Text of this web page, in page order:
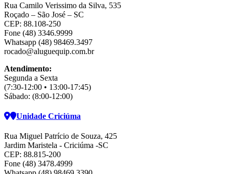
Rua Camilo Verissimo da Silva, 535
Roçado – São José – SC
CEP: 88.108-250
Fone (48) 3346.9999
Whatsapp (48) 98469.3497
rocado@aluguequip.com.br
Atendimento:
Segunda a Sexta
(7:30-12:00 • 13:00-17:45)
Sábado: (8:00-12:00)
Unidade Criciúma
Rua Miguel Patrício de Souza, 425
Jardim Maristela - Criciúma -SC
CEP: 88.815-200
Fone (48) 3478.4999